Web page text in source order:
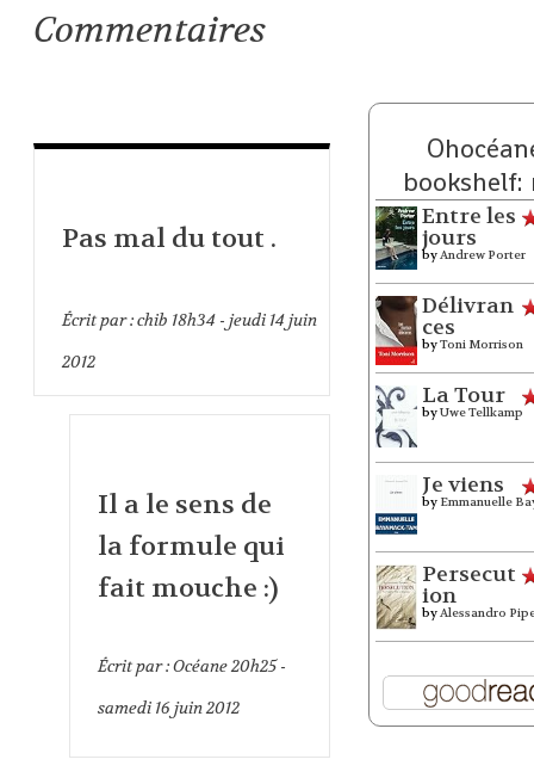
Commentaires
Pas mal du tout .
Écrit par :chib 18h34- jeudi 14juin
2012
Il a le sens de
la formule qui
fait mouche :)
Écrit par :Océane20h25-
samedi 16juin 2012
bookshelf:
Entre les
jours
byAndrew Porter
Délivran
ces
byToni Morrison
La Tour
byUwe Tellkamp
Je viens
by Emmanuelle
Persecut
ion
byAlessandro